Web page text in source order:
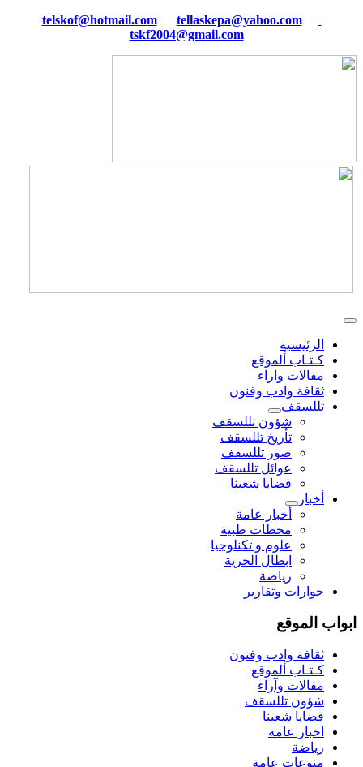
tellaskepa@yahoo.com
tskf2004@gmail.com
الرئيسية
كـتـاب ألموقع
مقالات واراء
ثقافة وادب وفنون
تللسقف
شؤون تللسقف
تأريخ تللسقف
صور تللسقف
عوائل تللسقف
قضايا شعبنا
أخبار
أخبار عامة
محطات طبية
علوم و تکنلوجیا
ابطال الحرية
رياضة
حوارات وتقارير
ابواب الموقع
ثقافة وادب وفنون
كـتـاب ألموقع
مقالات وآراء
شؤون تللسقف
قضايا شعبنا
اخبار عامة
رياضة
منوعات عامة